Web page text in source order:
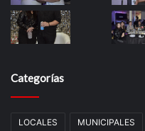
Categorías
LOCALES MUNICIPALES